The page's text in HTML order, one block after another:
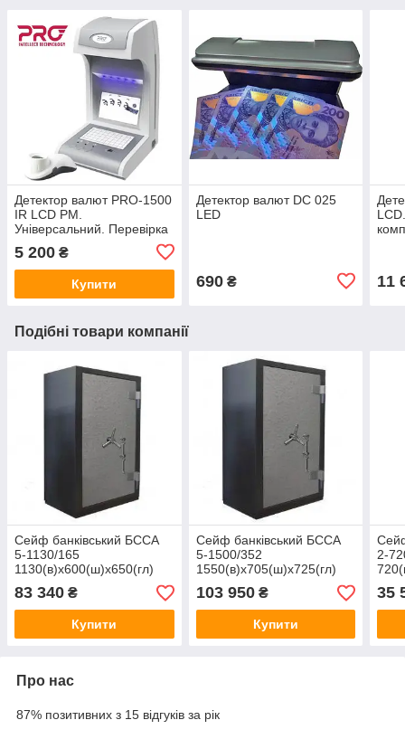
Детектор валют PRO-1500
IR LCD PM.
Універсальний. Перевірка
банкнот та цінних паперів
5 200 ₴
Купити
Детектор валют DС 025
LED
690₴ 11
Подібні товари компанії
Сейф банківський БССА
5-1130/165
1130(в)х600(ш)х650(гл)
83 340 ₴
Купити
Сейф банківський БССА
5-1500/352
1550(в)х705(ш)х725(гл)
103 950₴
Купити
2-
35
Про нас
87% позитивних з 15 відгуків за рік